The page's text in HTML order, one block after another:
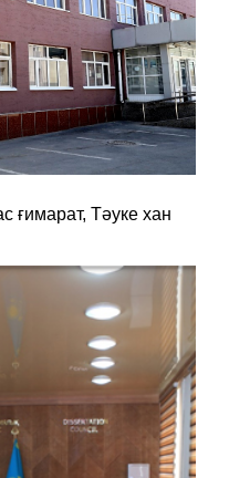
ғимарат, Тәуке хан